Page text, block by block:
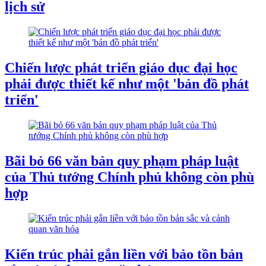
lịch sử
Chiến lược phát triển giáo dục đại học
phải được thiết kế như một 'bản đồ phát
triển'
Bãi bỏ 66 văn bản quy phạm pháp luật
của Thủ tướng Chính phủ không còn phù
hợp
Kiến trúc phải gắn liền với bảo tồn bản